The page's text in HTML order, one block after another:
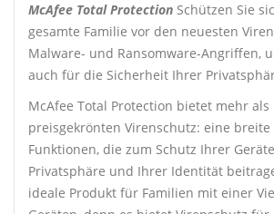
McAfee Total Protection Schützen Sie
gesamte Familie vor den neuesten
Malware- und Ransomware-Angriffen,
auch für die Sicherheit Ihrer
McAfee Total Protection bietet mehr
preisgekrönten Virenschutz: eine breite
Funktionen, die zum Schutz Ihrer
Privatsphäre und Ihrer Identität
ideale Produkt für Familien mit einer